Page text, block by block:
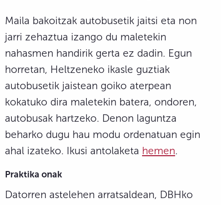
Maila bakoitzak autobusetik jaitsi eta non
jarri zehaztua izango du maletekin
nahasmen handirik gerta ez dadin. Egun
horretan, Heltzeneko ikasle guztiak
autobusetik jaistean goiko aterpean
kokatuko dira maletekin batera, ondoren,
autobusak hartzeko. Denon laguntza
beharko dugu hau modu ordenatuan egin
ahal izateko. Ikusi antolaketa hemen.
Praktika onak
Datorren astelehen arratsaldean, DBHko